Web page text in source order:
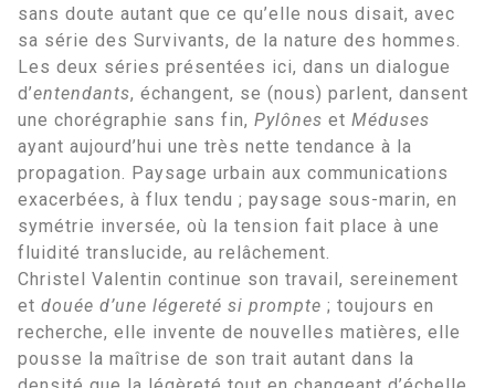
sans doute autant que ce qu’elle nous disait, avec
sa série des Survivants, de la nature des hommes.
Les deux séries présentées ici, dans un dialogue
d’entendants, échangent, se (nous) parlent, dansent
une chorégraphie sans fin,Pylônes etMéduses
ayant aujourd’hui une très nette tendance à la
propagation. Paysage urbain aux communications
exacerbées, à flux tendu ; paysage sous-marin, en
symétrie inversée, où la tension fait place à une
fluidité translucide, au relâchement.
Christel Valentin continue son travail, sereinement
etdouée d’une légereté si prompte ; toujours en
recherche, elle invente de nouvelles matières, elle
pousse la maîtrise de son trait autant dans la